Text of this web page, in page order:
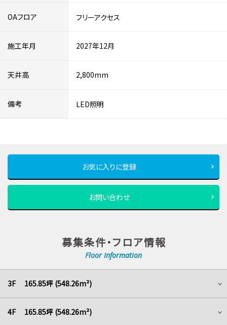
OAフロア フリーアクセス
施工年月 2027年12月
天井高 2,800mm
備考 LED照明
お気に入りに登録
お問い合わせ
募集条件・フロア情報
Floor Information
3F 165.85坪 (548.26m²)
4F 165.85坪 (548.26m²)